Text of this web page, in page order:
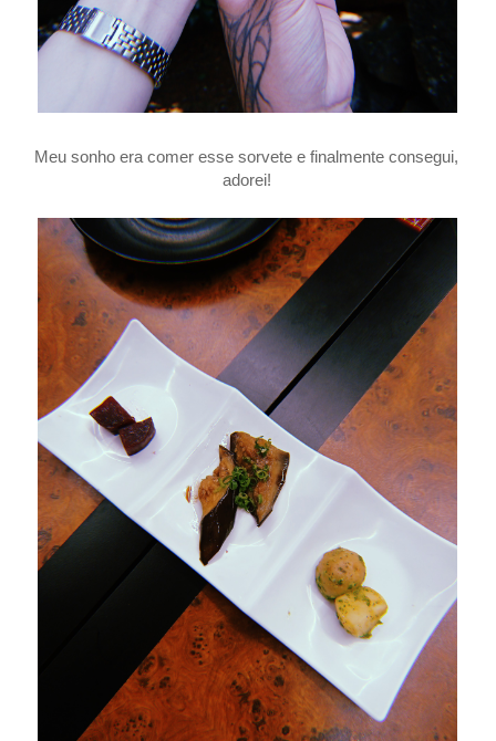
Meu sonho era comer esse sorvete e finalmente consegui,
adorei!